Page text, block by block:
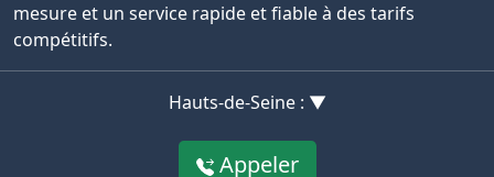
mesure et un service rapide et fiable à des tarifs
compétitifs.
Hauts-de-Seine : ▼
Appeler